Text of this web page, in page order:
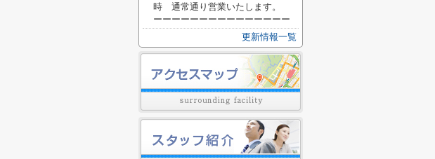
時 通常通り営業いたします。
ーーーーーーーーーーーーーーー
更新情報一覧